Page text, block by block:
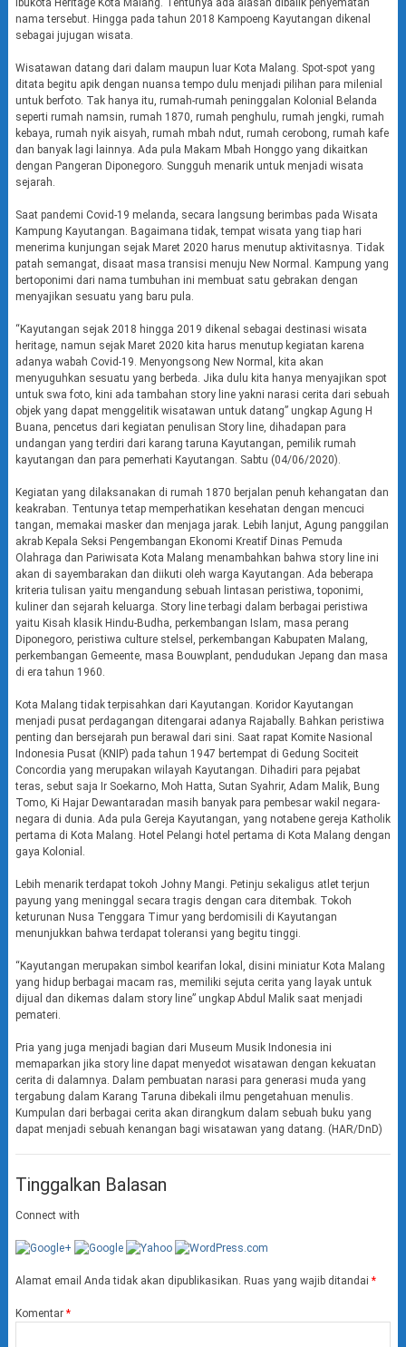
Ibukota Heritage Kota Malang. Tentunya ada alasan dibalik penyematan
nama tersebut. Hingga pada tahun 2018 Kampoeng Kayutangan dikenal
sebagai jujugan wisata.
Wisatawan datang dari dalam maupun luar Kota Malang. Spot-spot yang
ditata begitu apik dengan nuansa tempo dulu menjadi pilihan para milenial
untuk berfoto. Tak hanya itu, rumah-rumah peninggalan Kolonial Belanda
seperti rumah namsin, rumah 1870, rumah penghulu, rumah jengki, rumah
kebaya, rumah nyik aisyah, rumah mbah ndut, rumah cerobong, rumah kafe
dan banyak lagi lainnya. Ada pula Makam Mbah Honggo yang dikaitkan
dengan Pangeran Diponegoro. Sungguh menarik untuk menjadi wisata
sejarah.
Saat pandemi Covid-19 melanda, secara langsung berimbas pada Wisata
Kampung Kayutangan. Bagaimana tidak, tempat wisata yang tiap hari
menerima kunjungan sejak Maret 2020 harus menutup aktivitasnya. Tidak
patah semangat, disaat masa transisi menuju New Normal. Kampung yang
bertoponimi dari nama tumbuhan ini membuat satu gebrakan dengan
menyajikan sesuatu yang baru pula.
“Kayutangan sejak 2018 hingga 2019 dikenal sebagai destinasi wisata
heritage, namun sejak Maret 2020 kita harus menutup kegiatan karena
adanya wabah Covid-19. Menyongsong New Normal, kita akan
menyuguhkan sesuatu yang berbeda. Jika dulu kita hanya menyajikan spot
untuk swa foto, kini ada tambahan story line yakni narasi cerita dari sebuah
objek yang dapat menggelitik wisatawan untuk datang” ungkap Agung H
Buana, pencetus dari kegiatan penulisan Story line, dihadapan para
undangan yang terdiri dari karang taruna Kayutangan, pemilik rumah
kayutangan dan para pemerhati Kayutangan. Sabtu (04/06/2020).
Kegiatan yang dilaksanakan di rumah 1870 berjalan penuh kehangatan dan
keakraban. Tentunya tetap memperhatikan kesehatan dengan mencuci
tangan, memakai masker dan menjaga jarak. Lebih lanjut, Agung panggilan
akrab Kepala Seksi Pengembangan Ekonomi Kreatif Dinas Pemuda
Olahraga dan Pariwisata Kota Malang menambahkan bahwa story line ini
akan di sayembarakan dan diikuti oleh warga Kayutangan. Ada beberapa
kriteria tulisan yaitu mengandung sebuah lintasan peristiwa, toponimi,
kuliner dan sejarah keluarga. Story line terbagi dalam berbagai peristiwa
yaitu Kisah klasik Hindu-Budha, perkembangan Islam, masa perang
Diponegoro, peristiwa culture stelsel, perkembangan Kabupaten Malang,
perkembangan Gemeente, masa Bouwplant, pendudukan Jepang dan masa
di era tahun 1960.
Kota Malang tidak terpisahkan dari Kayutangan. Koridor Kayutangan
menjadi pusat perdagangan ditengarai adanya Rajabally. Bahkan peristiwa
penting dan bersejarah pun berawal dari sini. Saat rapat Komite Nasional
Indonesia Pusat (KNIP) pada tahun 1947 bertempat di Gedung Sociteit
Concordia yang merupakan wilayah Kayutangan. Dihadiri para pejabat
teras, sebut saja Ir Soekarno, Moh Hatta, Sutan Syahrir, Adam Malik, Bung
Tomo, Ki Hajar Dewantaradan masih banyak para pembesar wakil negara-
negara di dunia. Ada pula Gereja Kayutangan, yang notabene gereja Katholik
pertama di Kota Malang. Hotel Pelangi hotel pertama di Kota Malang dengan
gaya Kolonial.
Lebih menarik terdapat tokoh Johny Mangi. Petinju sekaligus atlet terjun
payung yang meninggal secara tragis dengan cara ditembak. Tokoh
keturunan Nusa Tenggara Timur yang berdomisili di Kayutangan
menunjukkan bahwa terdapat toleransi yang begitu tinggi.
“Kayutangan merupakan simbol kearifan lokal, disini miniatur Kota Malang
yang hidup berbagai macam ras, memiliki sejuta cerita yang layak untuk
dijual dan dikemas dalam story line” ungkap Abdul Malik saat menjadi
pemateri.
Pria yang juga menjadi bagian dari Museum Musik Indonesia ini
memaparkan jika story line dapat menyedot wisatawan dengan kekuatan
cerita di dalamnya. Dalam pembuatan narasi para generasi muda yang
tergabung dalam Karang Taruna dibekali ilmu pengetahuan menulis.
Kumpulan dari berbagai cerita akan dirangkum dalam sebuah buku yang
dapat menjadi sebuah kenangan bagi wisatawan yang datang. (HAR/DnD)
Tinggalkan Balasan
Connect with
Alamat email Anda tidak akan dipublikasikan. Ruas yang wajib ditandai *
Komentar *